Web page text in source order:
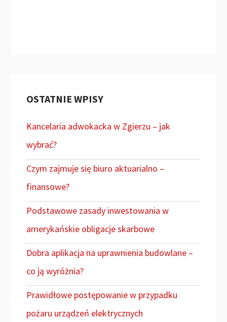
OSTATNIE WPISY
Kancelaria adwokacka w Zgierzu – jak
wybrać?
Czym zajmuje się biuro aktuarialno –
finansowe?
Podstawowe zasady inwestowania w
amerykańskie obligacje skarbowe
Dobra aplikacja na uprawnienia budowlane –
co ją wyróżnia?
Prawidłowe postępowanie w przypadku
pożaru urządzeń elektrycznych